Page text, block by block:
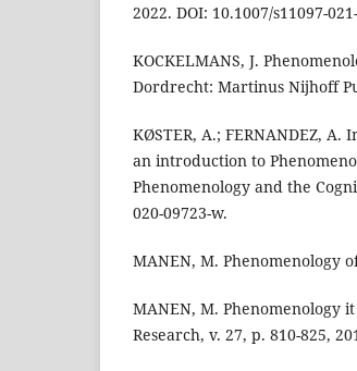
2022. DOI: 10.1007/s11097-
KOCKELMANS, J.
Dordrecht: Martinus Nijhoff
KØSTER, A.; FERNANDEZ,
an introduction to
Phenomenology and the
020-09723-w.
MANEN, M. Phenomenology
MANEN, M. Phenomenology
Research, v. 27, p. 810-825,